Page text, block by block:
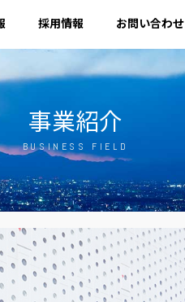
採用情報 お問い合わせ
事業紹介
BUSINESS FIELD